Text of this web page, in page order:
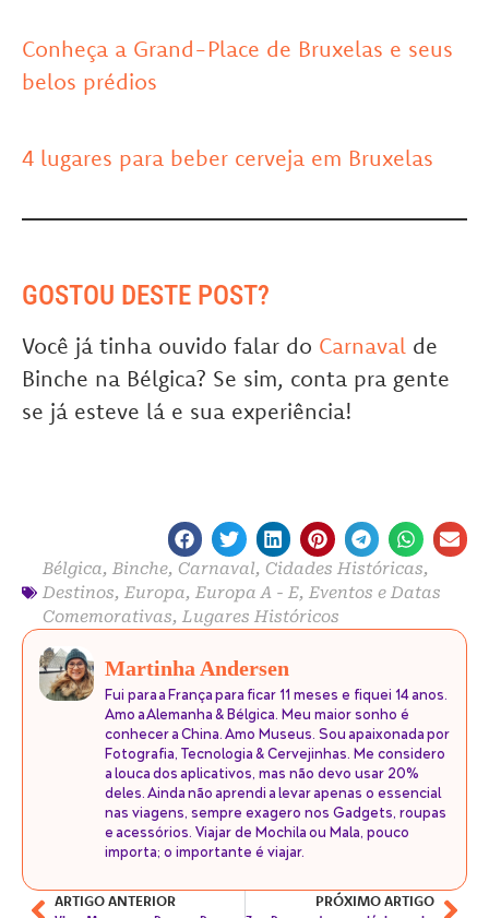
Conheça a Grand-Place de Bruxelas e seus
belos prédios
4 lugares para beber cerveja em Bruxelas
GOSTOU DESTE POST?
Você já tinha ouvido falar do Carnaval de
Binche na Bélgica? Se sim, conta pra gente
se já esteve lá e sua experiência!
Bélgica, Binche, Carnaval, Cidades Históricas,
Destinos, Europa, Europa A - E, Eventos e Datas
Comemorativas, Lugares Históricos
Martinha Andersen
Fui para a França para ficar 11 meses e fiquei 14 anos.
Amo a Alemanha & Bélgica. Meu maior sonho é
conhecer a China. Amo Museus. Sou apaixonada por
Fotografia, Tecnologia & Cervejinhas. Me considero
a louca dos aplicativos, mas não devo usar 20%
deles. Ainda não aprendi a levar apenas o essencial
nas viagens, sempre exagero nos Gadgets, roupas
e acessórios. Viajar de Mochila ou Mala, pouco
importa; o importante é viajar.
ARTIGO ANTERIOR PRÓXIMO ARTIGO